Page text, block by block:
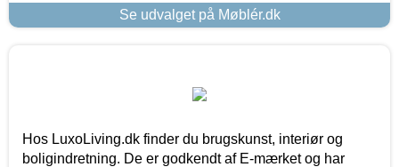
Se udvalget på Møblér.dk
Hos LuxoLiving.dk finder du brugskunst, interiør og
boligindretning. De er godkendt af E-mærket og har